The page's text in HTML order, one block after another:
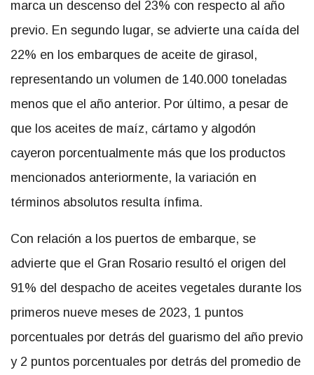
marca un descenso del 23% con respecto al año
previo. En segundo lugar, se advierte una caída del
22% en los embarques de aceite de girasol,
representando un volumen de 140.000 toneladas
menos que el año anterior. Por último, a pesar de
que los aceites de maíz, cártamo y algodón
cayeron porcentualmente más que los productos
mencionados anteriormente, la variación en
términos absolutos resulta ínfima.
Con relación a los puertos de embarque, se
advierte que el Gran Rosario resultó el origen del
91% del despacho de aceites vegetales durante los
primeros nueve meses de 2023, 1 puntos
porcentuales por detrás del guarismo del año previo
y 2 puntos porcentuales por detrás del promedio de